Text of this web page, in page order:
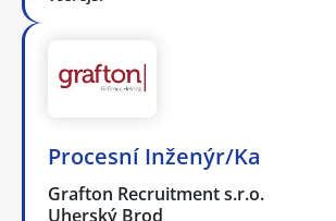
Procesní Inženýr/Ka
Grafton Recruitment s.r.o.
Uherský Brod